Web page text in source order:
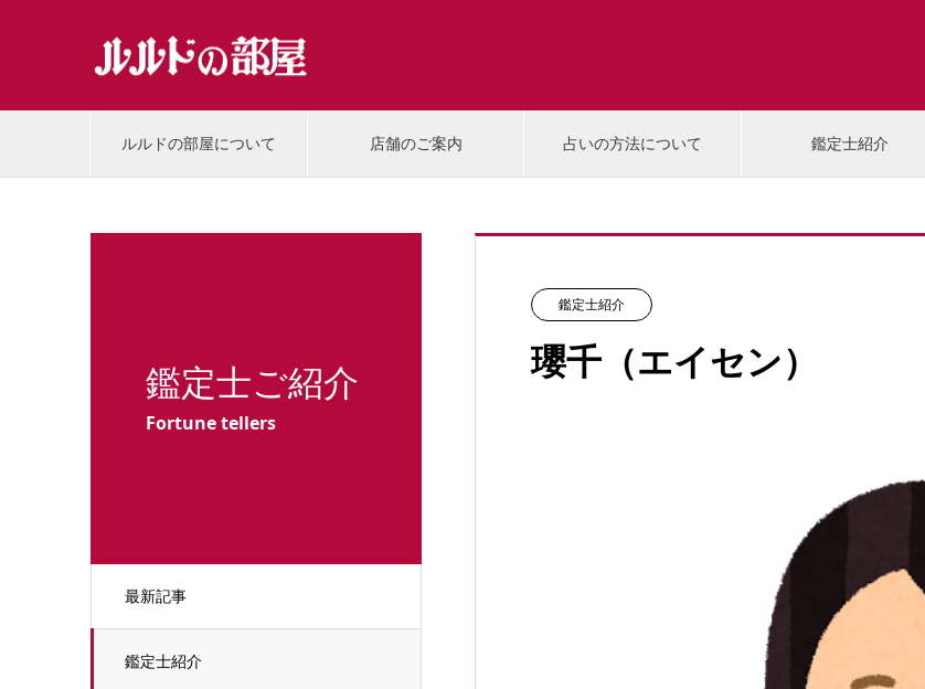
ルルドの部屋について 店舗のご案内 占いの方法について 鑑定士紹介
鑑定士ご紹介
Fortune tellers
最新記事
鑑定士紹介
鑑定士紹介
瓔千（エイセン）